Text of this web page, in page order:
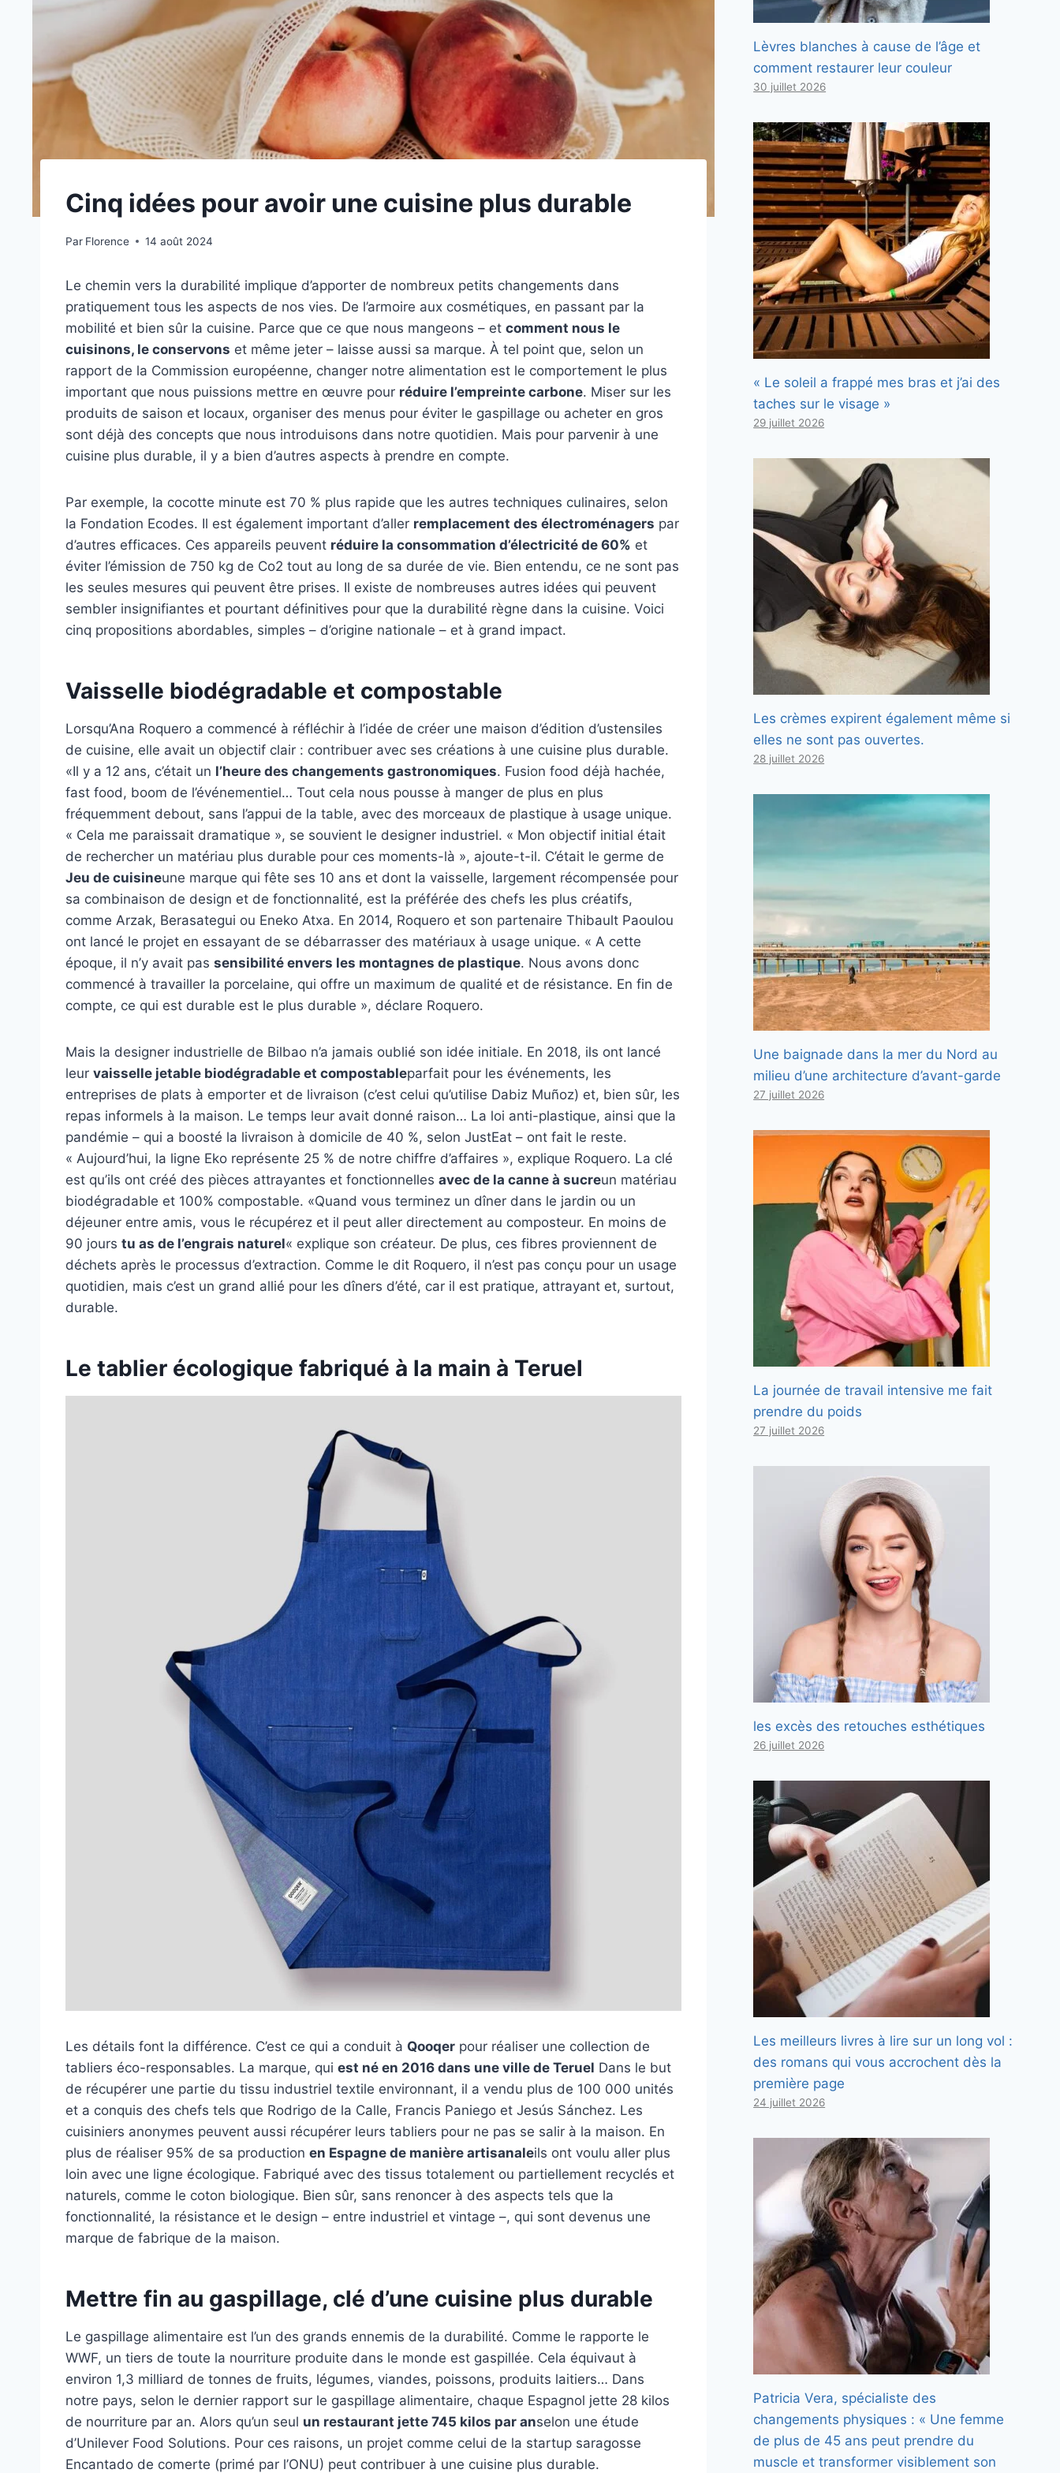
Cinq idées pour avoir une cuisine plus durable
Par Florence 14 août 2024
Le chemin vers la durabilité implique d’apporter de nombreux petits changements dans
pratiquement tous les aspects de nos vies. De l’armoire aux cosmétiques, en passant par la
mobilité et bien sûr la cuisine. Parce que ce que nous mangeons – et comment nous le
cuisinons, le conservons et même jeter – laisse aussi sa marque. À tel point que, selon un
rapport de la Commission européenne, changer notre alimentation est le comportement le plus
important que nous puissions mettre en œuvre pour réduire l’empreinte carbone. Miser sur les
produits de saison et locaux, organiser des menus pour éviter le gaspillage ou acheter en gros
sont déjà des concepts que nous introduisons dans notre quotidien. Mais pour parvenir à une
cuisine plus durable, il y a bien d’autres aspects à prendre en compte.
Par exemple, la cocotte minute est 70 % plus rapide que les autres techniques culinaires, selon
la Fondation Ecodes. Il est également important d’aller remplacement des électroménagers par
d’autres efficaces. Ces appareils peuvent réduire la consommation d’électricité de 60% et
éviter l’émission de 750 kg de Co2 tout au long de sa durée de vie. Bien entendu, ce ne sont pas
les seules mesures qui peuvent être prises. Il existe de nombreuses autres idées qui peuvent
sembler insignifiantes et pourtant définitives pour que la durabilité règne dans la cuisine. Voici
cinq propositions abordables, simples – d’origine nationale – et à grand impact.
Vaisselle biodégradable et compostable
Lorsqu’Ana Roquero a commencé à réfléchir à l’idée de créer une maison d’édition d’ustensiles
de cuisine, elle avait un objectif clair : contribuer avec ses créations à une cuisine plus durable.
«Il y a 12 ans, c’était un l’heure des changements gastronomiques. Fusion food déjà hachée,
fast food, boom de l’événementiel… Tout cela nous pousse à manger de plus en plus
fréquemment debout, sans l’appui de la table, avec des morceaux de plastique à usage unique.
« Cela me paraissait dramatique », se souvient le designer industriel. « Mon objectif initial était
de rechercher un matériau plus durable pour ces moments-là », ajoute-t-il. C’était le germe de
Jeu de cuisineune marque qui fête ses 10 ans et dont la vaisselle, largement récompensée pour
sa combinaison de design et de fonctionnalité, est la préférée des chefs les plus créatifs,
comme Arzak, Berasategui ou Eneko Atxa. En 2014, Roquero et son partenaire Thibault Paoulou
ont lancé le projet en essayant de se débarrasser des matériaux à usage unique. « A cette
époque, il n’y avait pas sensibilité envers les montagnes de plastique. Nous avons donc
commencé à travailler la porcelaine, qui offre un maximum de qualité et de résistance. En fin de
compte, ce qui est durable est le plus durable », déclare Roquero.
Mais la designer industrielle de Bilbao n’a jamais oublié son idée initiale. En 2018, ils ont lancé
leur vaisselle jetable biodégradable et compostableparfait pour les événements, les
entreprises de plats à emporter et de livraison (c’est celui qu’utilise Dabiz Muñoz) et, bien sûr, les
repas informels à la maison. Le temps leur avait donné raison… La loi anti-plastique, ainsi que la
pandémie – qui a boosté la livraison à domicile de 40 %, selon JustEat – ont fait le reste.
« Aujourd’hui, la ligne Eko représente 25 % de notre chiffre d’affaires », explique Roquero. La clé
est qu’ils ont créé des pièces attrayantes et fonctionnelles avec de la canne à sucreun matériau
biodégradable et 100% compostable. «Quand vous terminez un dîner dans le jardin ou un
déjeuner entre amis, vous le récupérez et il peut aller directement au composteur. En moins de
90 jours tu as de l’engrais naturel« explique son créateur. De plus, ces fibres proviennent de
déchets après le processus d’extraction. Comme le dit Roquero, il n’est pas conçu pour un usage
quotidien, mais c’est un grand allié pour les dîners d’été, car il est pratique, attrayant et, surtout,
durable.
Le tablier écologique fabriqué à la main à Teruel
Les détails font la différence. C’est ce qui a conduit à Qooqer pour réaliser une collection de
tabliers éco-responsables. La marque, qui est né en 2016 dans une ville de Teruel Dans le but
de récupérer une partie du tissu industriel textile environnant, il a vendu plus de 100 000 unités
et a conquis des chefs tels que Rodrigo de la Calle, Francis Paniego et Jesús Sánchez. Les
cuisiniers anonymes peuvent aussi récupérer leurs tabliers pour ne pas se salir à la maison. En
plus de réaliser 95% de sa production en Espagne de manière artisanaleils ont voulu aller plus
loin avec une ligne écologique. Fabriqué avec des tissus totalement ou partiellement recyclés et
naturels, comme le coton biologique. Bien sûr, sans renoncer à des aspects tels que la
fonctionnalité, la résistance et le design – entre industriel et vintage –, qui sont devenus une
marque de fabrique de la maison.
Mettre fin au gaspillage, clé d’une cuisine plus durable
Le gaspillage alimentaire est l’un des grands ennemis de la durabilité. Comme le rapporte le
WWF, un tiers de toute la nourriture produite dans le monde est gaspillée. Cela équivaut à
environ 1,3 milliard de tonnes de fruits, légumes, viandes, poissons, produits laitiers… Dans
notre pays, selon le dernier rapport sur le gaspillage alimentaire, chaque Espagnol jette 28 kilos
de nourriture par an. Alors qu’un seul un restaurant jette 745 kilos par anselon une étude
d’Unilever Food Solutions. Pour ces raisons, un projet comme celui de la startup saragosse
Encantado de comerte (primé par l’ONU) peut contribuer à une cuisine plus durable.
Lèvres blanches à cause de l’âge et
comment restaurer leur couleur
30 juillet 2026
« Le soleil a frappé mes bras et j’ai des
taches sur le visage »
29 juillet 2026
Les crèmes expirent également même si
elles ne sont pas ouvertes.
28 juillet 2026
Une baignade dans la mer du Nord au
milieu d’une architecture d’avant-garde
27 juillet 2026
La journée de travail intensive me fait
prendre du poids
27 juillet 2026
les excès des retouches esthétiques
26 juillet 2026
Les meilleurs livres à lire sur un long vol :
des romans qui vous accrochent dès la
première page
24 juillet 2026
Patricia Vera, spécialiste des
changements physiques : « Une femme
de plus de 45 ans peut prendre du
muscle et transformer visiblement son